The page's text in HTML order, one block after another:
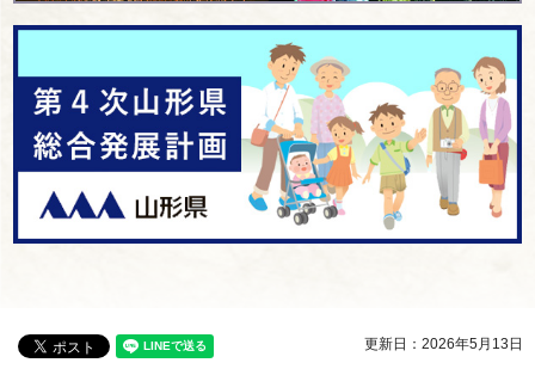
更新日：2026年5月13日